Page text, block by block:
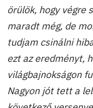
örülök, hogy végre
maradt még, de
tudjam csinálni
ezt az eredményt,
világbajnokságon
Nagyon jót tett a